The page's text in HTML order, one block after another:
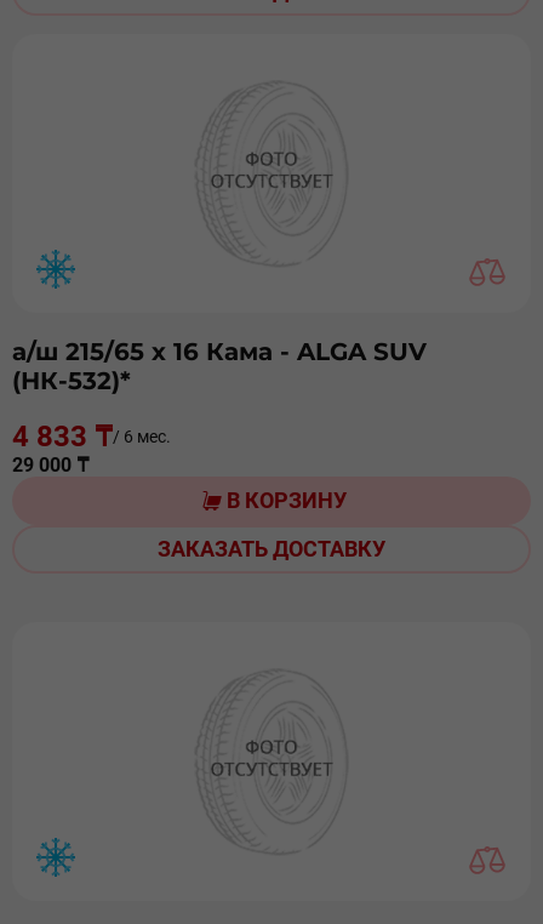
а/ш 215/65 х 16 Кама - ALGA SUV
(НК-532)*
4 833 ₸/ 6 мес.
29 000 ₸
В КОРЗИНУ
ЗАКАЗАТЬ ДОСТАВКУ